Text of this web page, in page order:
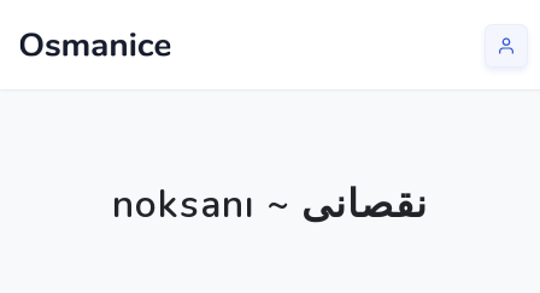
noksanı ~ نقصانی